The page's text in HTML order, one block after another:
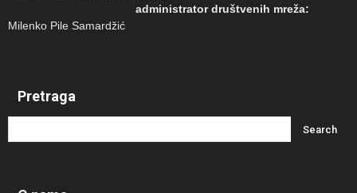
administrator društvenih mreža:
Milenko Pile Samardžić
Pretraga